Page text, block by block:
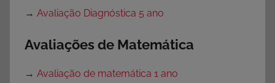
→ Avaliação Diagnóstica 5 ano
Avaliações de Matemática
→ Avaliação de matemática 1 ano